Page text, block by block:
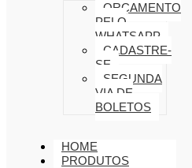
ORÇAMENTO
PELO
WHATSAPP
CADASTRE-
SE
SEGUNDA
VIA DE
BOLETOS
HOME
PRODUTOS